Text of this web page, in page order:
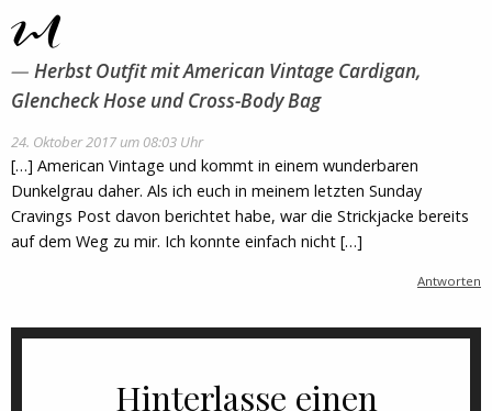
Herbst Outfit mit American Vintage Cardigan,
Glencheck Hose und Cross-Body Bag
24. Oktober 2017 um 08:03 Uhr
[…] American Vintage und kommt in einem wunderbaren
Dunkelgrau daher. Als ich euch in meinem letzten Sunday
Cravings Post davon berichtet habe, war die Strickjacke bereits
auf dem Weg zu mir. Ich konnte einfach nicht […]
Antworten
Hinterlasse einen